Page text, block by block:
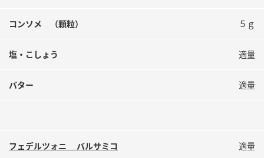
業務用サイト 製造所固有記号一覧
コンソメ （顆粒） ５ｇ
塩・こしょう 適量
バター 適量
フェデルツォニ バルサミコ 適量